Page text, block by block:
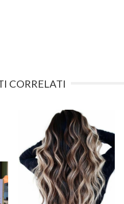
CORRELATI